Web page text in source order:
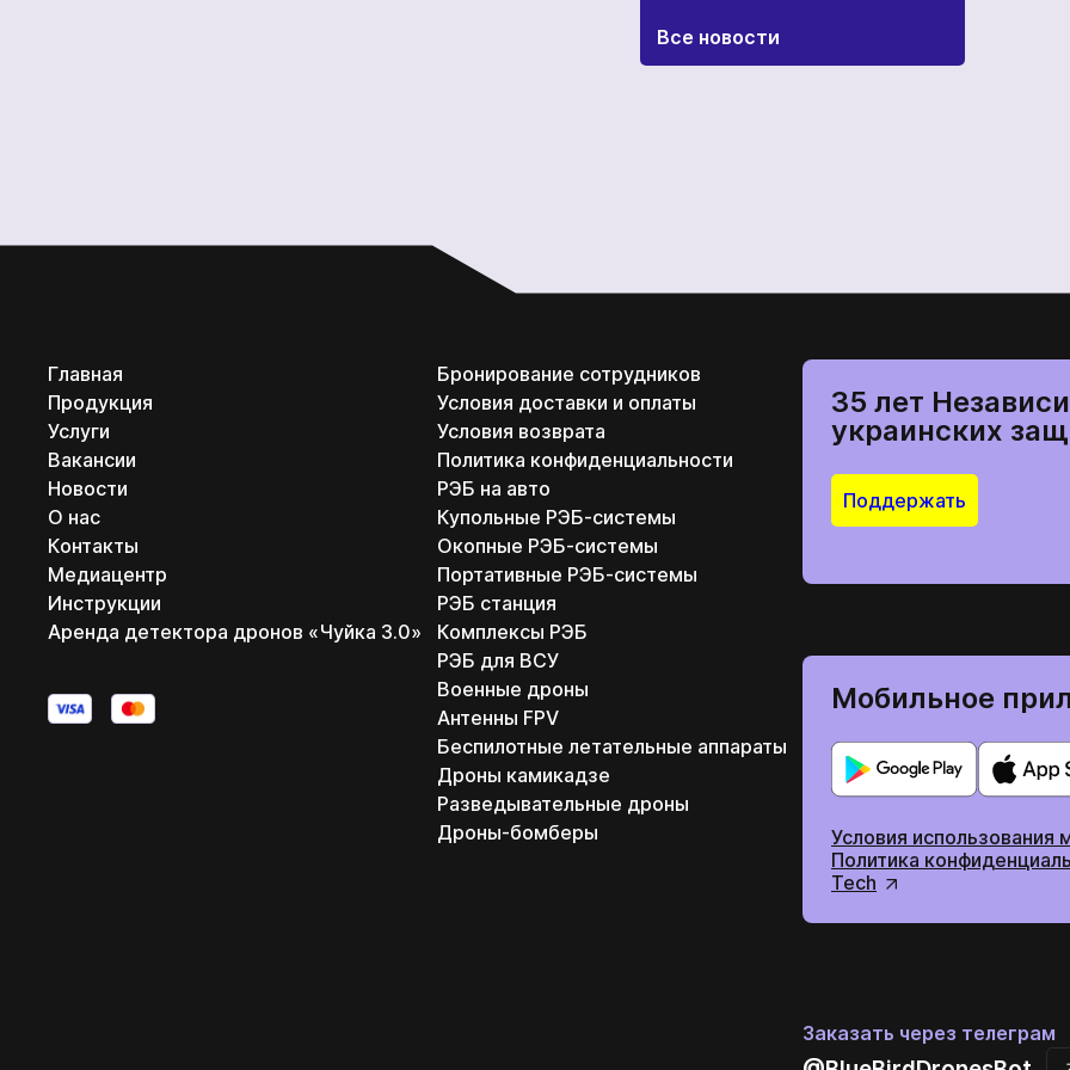
Все новости
Главная
Продукция
Услуги
Вакансии
Новости
О нас
Контакты
Медиацентр
Инструкции
Аренда детектора дронов «Чуйка 3.0»
Бронирование сотрудников
Условия доставки и оплаты
Условия возврата
Политика конфиденциальности
РЭБ на авто
Купольные РЭБ-системы
Окопные РЭБ-системы
Портативные РЭБ-системы
РЭБ станция
Комплексы РЭБ
РЭБ для ВСУ
Военные дроны
Антенны FPV
Беспилотные летательные аппараты
Дроны камикадзе
Разведывательные дроны
Дроны-бомберы
35 лет
украинских
Поддержать
Мобильное
Условия использования
Политика
Tech
Заказать через телеграм